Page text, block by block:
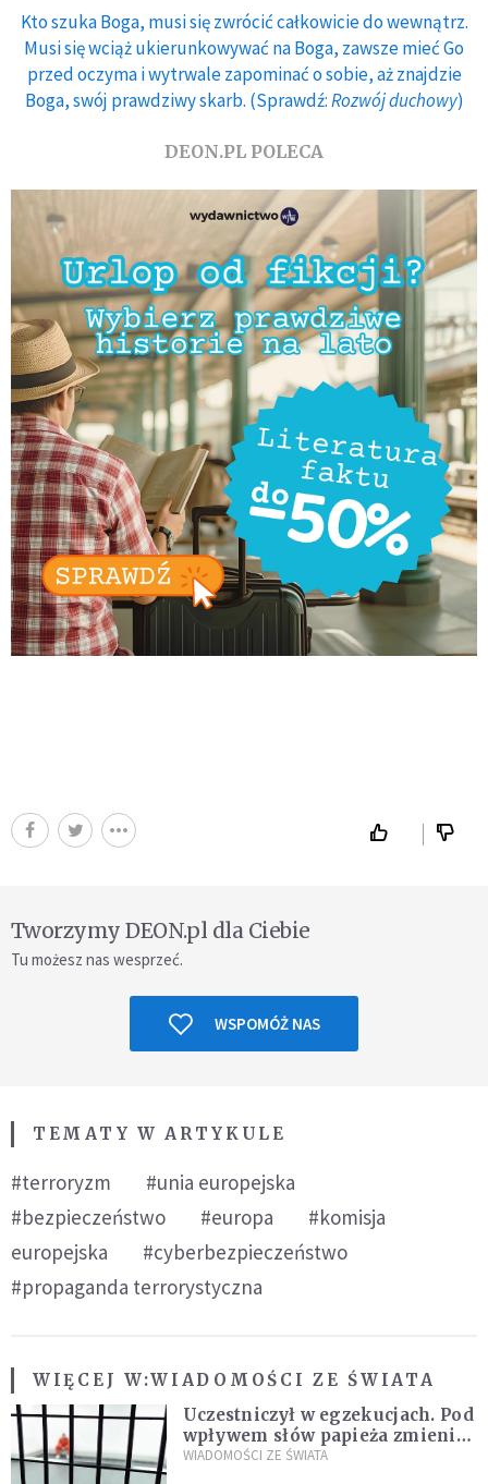
Kto szuka Boga, musi się zwrócić całkowicie do wewnątrz.
Musi się wciąż ukierunkowywać na Boga, zawsze mieć Go
przed oczyma i wytrwale zapominać o sobie, aż znajdzie
Boga, swój prawdziwy skarb. (Sprawdź:Rozwój duchowy)
DEON.PL POLECA
Tworzymy DEON.pl dla Ciebie
Tu możesz nas wesprzeć.
WSPOMÓŻ NAS
TEMATY W ARTYKULE
#terroryzm
#unia europejska
#bezpieczeństwo
#europa
#komisja
europejska
#cyberbezpieczeństwo
#propaganda terrorystyczna
WIĘCEJ W:WIADOMOŚCI ZE ŚWIATA
Uczestniczył w egzekucjach. Pod
wpływem słów papieża zmienił
zdanie
WIADOMOŚCI ZE ŚWIATA